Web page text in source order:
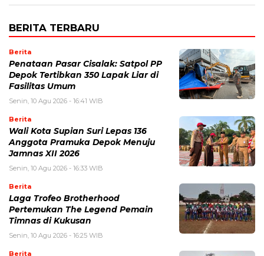
BERITA TERBARU
Berita
Penataan Pasar Cisalak: Satpol PP
Depok Tertibkan 350 Lapak Liar di
Fasilitas Umum
Senin, 10 Agu 2026 - 16:41 WIB
Berita
Wali Kota Supian Suri Lepas 136
Anggota Pramuka Depok Menuju
Jamnas XII 2026
Senin, 10 Agu 2026 - 16:33 WIB
Berita
Laga Trofeo Brotherhood
Pertemukan The Legend Pemain
Timnas di Kukusan
Senin, 10 Agu 2026 - 16:25 WIB
Berita